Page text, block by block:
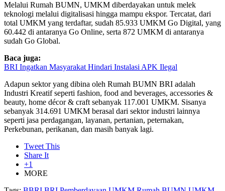
Melalui Rumah BUMN, UMKM diberdayakan untuk melek
teknologi melalui digitalisasi hingga mampu ekspor. Tercatat, dari
total UMKM yang terdaftar, sudah 85.933 UMKM Go Digital, yang
60.442 di antaranya Go Online, serta 872 UMKM di antaranya
sudah Go Global.
Baca juga:
BRI Ingatkan Masyarakat Hindari Instalasi APK Ilegal
Adapun sektor yang dibina oleh Rumah BUMN BRI adalah
Industri Kreatif seperti fashion, food and beverages, accessories &
beauty, home décor & craft sebanyak 117.001 UMKM. Sisanya
sebanyak 314.691 UMKM berasal dari sektor industri lainnya
seperti jasa perdagangan, layanan, pertanian, peternakan,
Perkebunan, perikanan, dan masih banyak lagi.
Tweet This
Share It
+1
MORE